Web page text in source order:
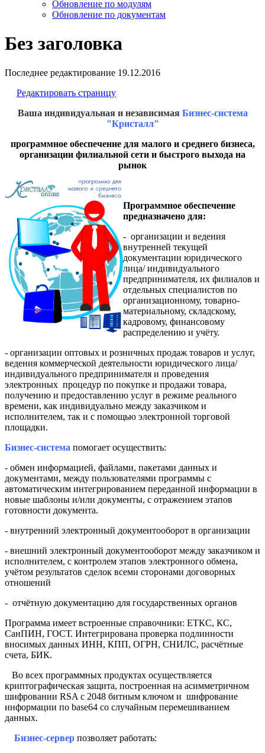
Обновление по модулям
Обновление по документам
Без заголовка
Последнее редактирование 19.12.2016
Редактировать страницу
Ваша индивидуальная и независимаяБизнес-система
"Кристалл"
программное обеспечение для малого и среднего бизнеса,
организации филиальной сети и быстрого выхода на
рынок
Программное обеспечение
предназначено для:
- организации и ведения
внутренней текущей
документации юридического
лица/ индивидуального
предпринимателя, их филиалов и
отдельных специалистов по
организационному, товарно-
материальному, складскому,
кадровому, финансовому
распределению и учёту.
- организации оптовых и розничных продаж товаров и услуг,
ведения коммерческой деятельности юридического лица/
индивидуального предпринимателя и проведения
электронных процедур по покупке и продажи товара,
получению и предоставлению услуг в режиме реального
времени, как индивидуально между заказчиком и
исполнителем, так и с помощью электронной торговой
площадки.
Бизнес-система помогает осуществить:
- обмен информацией, файлами, пакетами данных и
документами, между пользователями программы с
автоматическим интегрированием переданной информации в
новые шаблоны и/или документы, с отражением этапов
готовности документа.
- внутренний электронный документооборот в организации
- внешний электронный документооборот между заказчиком и
исполнителем, с контролем этапов электронного обмена,
учётом результатов сделок всеми сторонами договорных
отношений
- отчётную документацию для государственных органов
Программа имеет встроенные справочники: ЕТКС, КС,
СанПИН, ГОСТ. Интегрирована проверка подлинности
вносимых данных ИНН, КПП, ОГРН, СНИЛС, расчётные
счета, БИК.
Во всех программных продуктах осуществляется
криптографическая защита, построенная на асимметричном
шифровании RSA с 2048 битным ключом и шифрование
информации по base64 со случайным перемешиванием
данных.
Бизнес-сервер позволяет работать: